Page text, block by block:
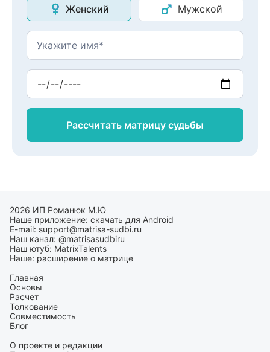
Женский Мужской
Рассчитать матрицу судьбы
2026 ИП Романюк М.Ю
Наше приложение: скачать для Android
E-mail: support@matrisa-sudbi.ru
Наш канал: @matrisasudbiru
Наш ютуб: MatrixTalents
Наше: расширение о матрице
Главная
Основы
Расчет
Толкование
Совместимость
Блог
О проекте и редакции